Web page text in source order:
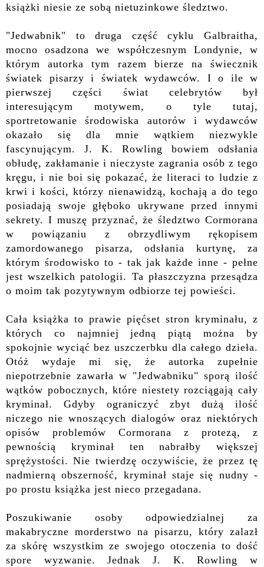
książki niesie ze sobą nietuzinkowe śledztwo.
"Jedwabnik" to druga część cyklu Galbraitha,
mocno osadzona we współczesnym Londynie, w
którym autorka tym razem bierze na świecznik
światek pisarzy i światek wydawców. I o ile w
pierwszej części świat celebrytów był
interesującym motywem, o tyle tutaj,
sportretowanie środowiska autorów i wydawców
okazało się dla mnie wątkiem niezwykle
fascynującym. J. K. Rowling bowiem odsłania
obłudę, zakłamanie i nieczyste zagrania osób z tego
kręgu, i nie boi się pokazać, że literaci to ludzie z
krwi i kości, którzy nienawidzą, kochają a do tego
posiadają swoje głęboko ukrywane przed innymi
sekrety. I muszę przyznać, że śledztwo Cormorana
w powiązaniu z obrzydliwym rękopisem
zamordowanego pisarza, odsłania kurtynę, za
którym środowisko to - tak jak każde inne - pełne
jest wszelkich patologii. Ta płaszczyzna przesądza
o moim tak pozytywnym odbiorze tej powieści.
Cała książka to prawie pięćset stron kryminału, z
których co najmniej jedną piątą można by
spokojnie wyciąć bez uszczerbku dla całego dzieła.
Otóż wydaje mi się, że autorka zupełnie
niepotrzebnie zawarła w "Jedwabniku" sporą ilość
wątków pobocznych, które niestety rozciągają cały
kryminał. Gdyby ograniczyć zbyt dużą ilość
niczego nie wnoszących dialogów oraz niektórych
opisów problemów Cormorana z protezą, z
pewnością kryminał ten nabrałby większej
sprężystości. Nie twierdzę oczywiście, że przez tę
nadmierną obszerność, kryminał staje się nudny -
po prostu książka jest nieco przegadana.
Poszukiwanie osoby odpowiedzialnej za
makabryczne morderstwo na pisarzu, który zalazł
za skórę wszystkim ze swojego otoczenia to dość
spore wyzwanie. Jednak J. K. Rowling w